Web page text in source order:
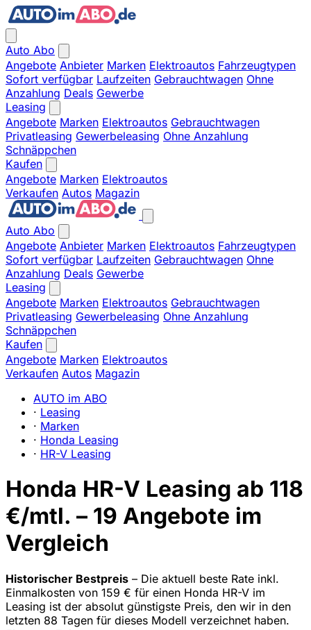
Auto Abo
Angebote Anbieter Marken Elektroautos Fahrzeugtypen
Sofort verfügbar Laufzeiten Gebrauchtwagen Ohne
Anzahlung Deals Gewerbe
Leasing
Angebote Marken Elektroautos Gebrauchtwagen
Privatleasing Gewerbeleasing Ohne Anzahlung
Schnäppchen
Kaufen
Angebote Marken Elektroautos
Verkaufen Autos Magazin
Auto Abo
Angebote Anbieter Marken Elektroautos Fahrzeugtypen
Sofort verfügbar Laufzeiten Gebrauchtwagen Ohne
Anzahlung Deals Gewerbe
Leasing
Angebote Marken Elektroautos Gebrauchtwagen
Privatleasing Gewerbeleasing Ohne Anzahlung
Schnäppchen
Kaufen
Angebote Marken Elektroautos
Verkaufen Autos Magazin
AUTO im ABO
· Leasing
· Marken
· Honda Leasing
· HR-V Leasing
Honda HR-V Leasing ab 118
€/mtl. – 19 Angebote im
Vergleich
Historischer Bestpreis – Die aktuell beste Rate inkl.
Einmalkosten von 159 € für einen Honda HR-V im
Leasing ist der absolut günstigste Preis, den wir in den
letzten 88 Tagen für dieses Modell verzeichnet haben.